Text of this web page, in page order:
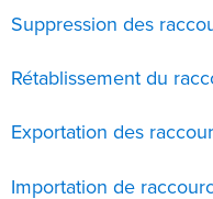
Suppression des
Rétablissement du
Exportation des
Importation de